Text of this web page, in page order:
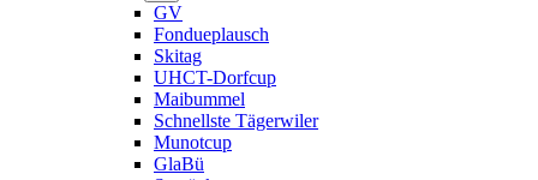
GV
Fondueplausch
Skitag
UHCT-Dorfcup
Maibummel
Schnellste Tägerwiler
Munotcup
GlaBü